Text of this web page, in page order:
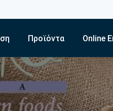
Προϊόντα Online